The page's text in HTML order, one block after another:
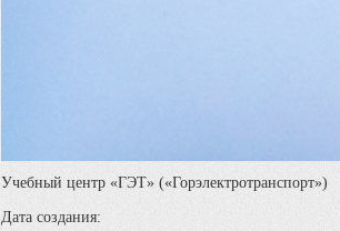
Учебный центр «ГЭТ» («Горэлектротранспорт»)
Дата создания: